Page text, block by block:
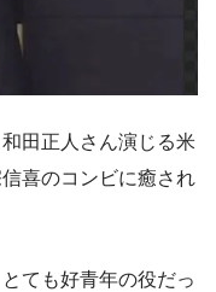
田正人さん演じる米
喜のコンビに癒され
ても好青年の役だっ